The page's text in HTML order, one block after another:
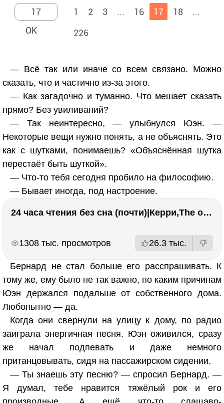
1 2 3 ... 16 17 18
...
226
— Всё так или иначе со всем связано. Можно
сказать, что и частично из-за этого.
— Как загадочно и туманно. Что мешает сказать
прямо? Без увиливаний?
— Так неинтересно, — улыбнулся Юэн. —
Некоторые вещи нужно понять, а не объяснять. Это
как с шутками, понимаешь? «Объяснённая шутка
перестаёт быть шуткой».
— Что-то тебя сегодня пробило на философию.
— Бывает иногда, под настроение.
24 часа чтения без сна (почти)|Керри,The one единственный, Адвокат дьявола
1308 тыс. просмотров 26.3 тыс.
Бернард не стал больше его расспрашивать. К
тому же, ему было не так важно, по каким причинам
Юэн держался подальше от собственного дома.
Любопытно — да.
Когда они свернули на улицу к дому, по радио
заиграла энергичная песня. Юэн оживился, сразу
же начал подпевать и даже немного
пританцовывать, сидя на пассажирском сидении.
— Ты знаешь эту песню? — спросил Бернард. —
Я думал, тебе нравится тяжёлый рок и его